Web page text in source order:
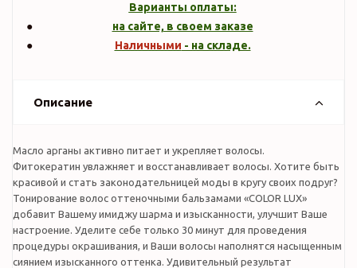
Варианты оплаты:
на сайте, в своем заказе
Наличными - на складе.
Описание
Масло арганы активно питает и укрепляет волосы.
Фитокератин увлажняет и восстанавливает волосы. Хотите быть
красивой и стать законодательницей моды в кругу своих подруг?
Тонирование волос оттеночными бальзамами «COLOR LUX»
добавит Вашему имиджу шарма и изысканности, улучшит Ваше
настроение. Уделите себе только 30 минут для проведения
процедуры окрашивания, и Ваши волосы наполнятся насыщенным
сиянием изысканного оттенка. Удивительный результат